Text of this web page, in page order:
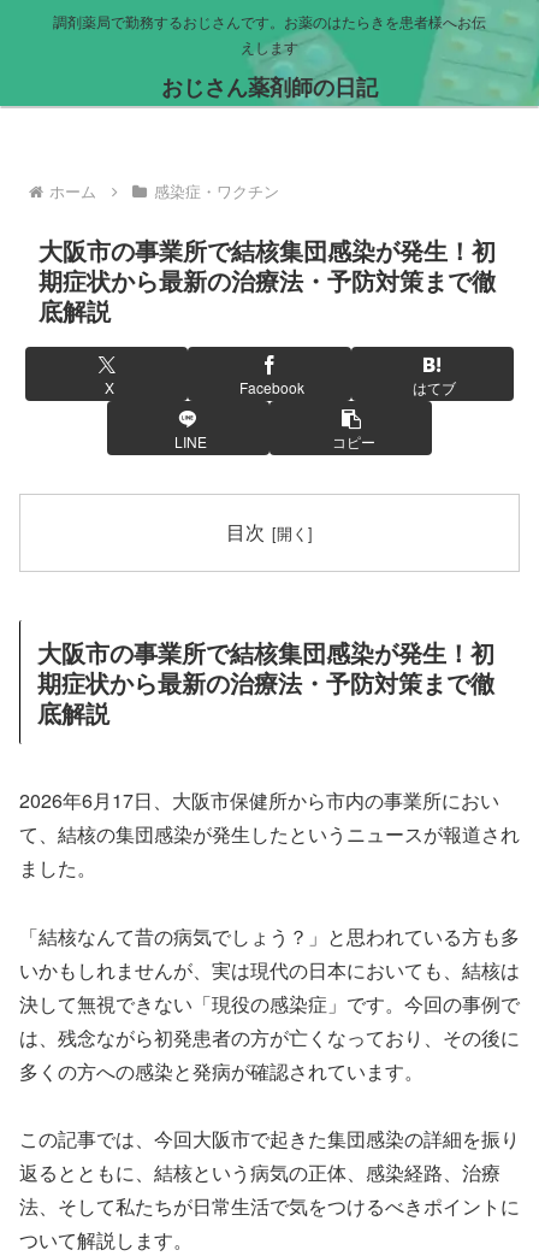
調剤薬局で勤務するおじさんです。お薬のはたらきを患者様へお伝
えします
おじさん薬剤師の日記
ホーム 感染症・ワクチン
大阪市の事業所で結核集団感染が発生！初
期症状から最新の治療法・予防対策まで徹
底解説
X Facebook はてブ
LINE コピー
目次
大阪市の事業所で結核集団感染が発生！初
期症状から最新の治療法・予防対策まで徹
底解説
2026年6月17日、大阪市保健所から市内の事業所におい
て、結核の集団感染が発生したというニュースが報道され
ました。
「結核なんて昔の病気でしょう？」と思われている方も多
いかもしれませんが、実は現代の日本においても、結核は
決して無視できない「現役の感染症」です。今回の事例で
は、残念ながら初発患者の方が亡くなっており、その後に
多くの方への感染と発病が確認されています。
この記事では、今回大阪市で起きた集団感染の詳細を振り
返るとともに、結核という病気の正体、感染経路、治療
法、そして私たちが日常生活で気をつけるべきポイントに
ついて解説します。